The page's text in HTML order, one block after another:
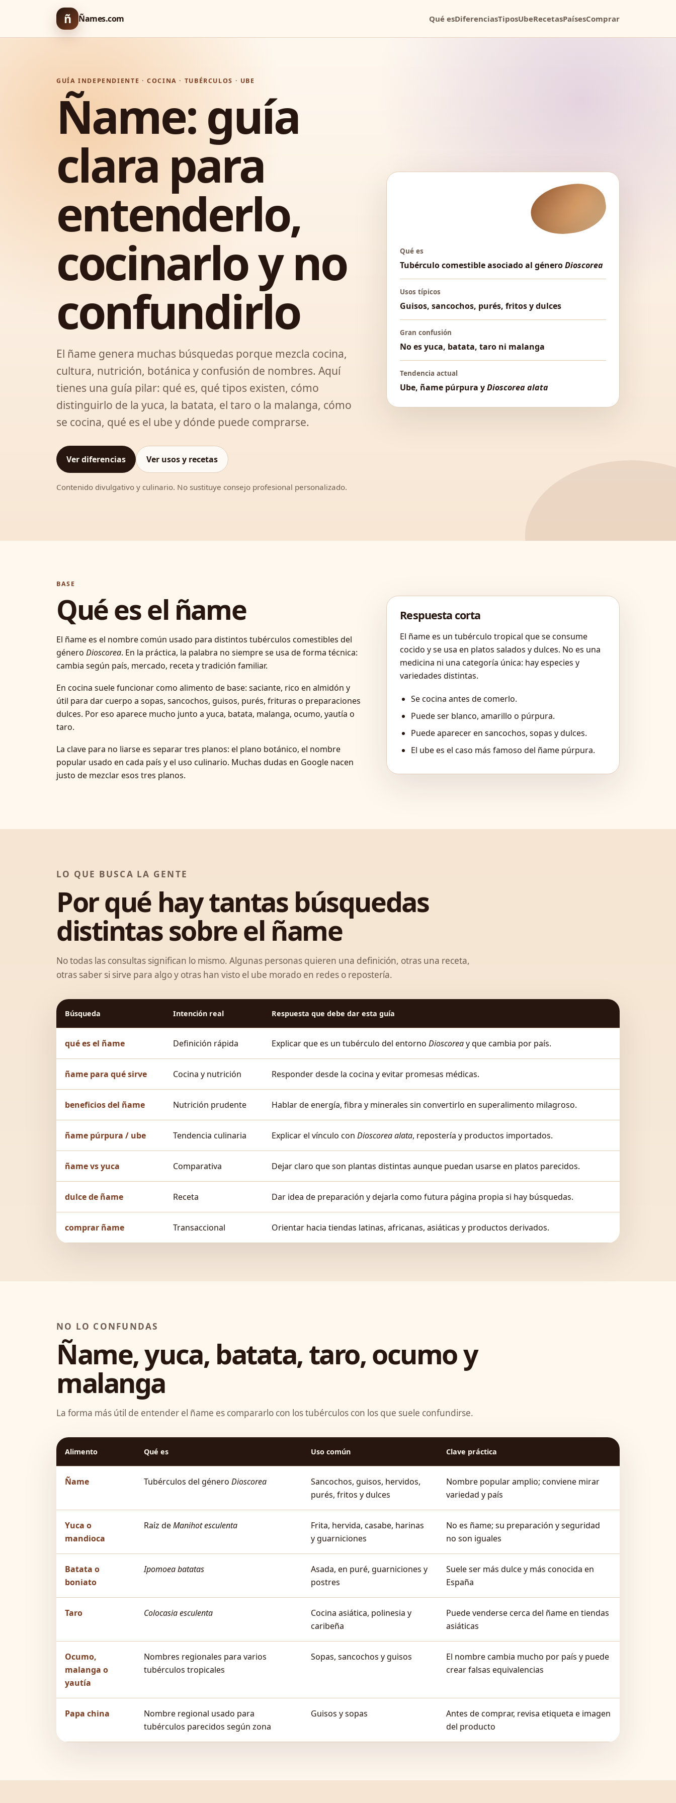
ñ Ñames.com Qué esDiferenciasTiposUbeRecetasPaísesComprar
GUÍA INDEPENDIENTE · COCINA · TUBÉRCULOS · UBE
Ñame: guía
clara para
entenderlo,
cocinarlo y no
confundirlo
El ñame genera muchas búsquedas porque mezcla cocina,
cultura, nutrición, botánica y confusión de nombres. Aquí
tienes una guía pilar: qué es, qué tipos existen, cómo
distinguirlo de la yuca, la batata, el taro o la malanga, cómo
se cocina, qué es el ube y dónde puede comprarse.
Ver diferencias Ver usos y recetas
Contenido divulgativo y culinario. No sustituye consejo profesional personalizado.
Qué es
Tubérculo comestible asociado al géneroDioscorea
Usos típicos
Guisos, sancochos, purés, fritos y dulces
Gran confusión
No es yuca, batata, taro ni malanga
Tendencia actual
Ube, ñame púrpura yDioscorea alata
BASE
Qué es el ñame
El ñame es el nombre común usado para distintos tubérculos comestibles del
género Dioscorea. En la práctica, la palabra no siempre se usa de forma técnica:
cambia según país, mercado, receta y tradición familiar.
En cocina suele funcionar como alimento de base: saciante, rico en almidón y
útil para dar cuerpo a sopas, sancochos, guisos, purés, frituras o preparaciones
dulces. Por eso aparece mucho junto a yuca, batata, malanga, ocumo, yautía o
taro.
La clave para no liarse es separar tres planos: el plano botánico, el nombre
popular usado en cada país y el uso culinario. Muchas dudas en Google nacen
justo de mezclar esos tres planos.
Respuesta corta
El ñame es un tubérculo tropical que se consume
cocido y se usa en platos salados y dulces. No es una
medicina ni una categoría única: hay especies y
variedades distintas.
Se cocina antes de comerlo.
Puede ser blanco, amarillo o púrpura.
Puede aparecer en sancochos, sopas y dulces.
El ube es el caso más famoso del ñame púrpura.
LO QUE BUSCA LA GENTE
Por qué hay tantas búsquedas
distintas sobre el ñame
No todas las consultas significan lo mismo. Algunas personas quieren una definición, otras una receta,
otras saber si sirve para algo y otras han visto el ube morado en redes o repostería.
Búsqueda Intención real Respuesta que debe dar esta guía
qué es el ñame Definición rápida Explicar que es un tubérculo del entorno Dioscoreay que cambia por país.
ñame para qué sirve Cocina y nutrición Responder desde la cocina y evitar promesas médicas.
beneficios del ñame Nutrición prudente Hablar de energía, fibra y minerales sin convertirlo en superalimento milagroso.
ñame púrpura / ube Tendencia culinaria Explicar el vínculo con Dioscorea alata, repostería y productos importados.
ñame vs yuca Comparativa Dejar claro que son plantas distintas aunque puedan usarse en platos parecidos.
dulce de ñame Receta Dar idea de preparación y dejarla como futura página propia si hay búsquedas.
comprar ñame Transaccional Orientar hacia tiendas latinas, africanas, asiáticas y productos derivados.
NO LO CONFUNDAS
Ñame, yuca, batata, taro, ocumo y
malanga
La forma más útil de entender el ñame es compararlo con los tubérculos con los que suele confundirse.
Alimento Qué es Uso común Clave práctica
Ñame Tubérculos del género Dioscorea
Sancochos, guisos, hervidos,
purés, fritos y dulces
Nombre popular amplio; conviene mirar
variedad y país
Yuca o
mandioca
Raíz deManihot esculenta
Frita, hervida, casabe, harinas
y guarniciones
No es ñame; su preparación y seguridad
no son iguales
Batata o
boniato
Ipomoea batatas
Asada, en puré, guarniciones y
postres
Suele ser más dulce y más conocida en
España
Taro Colocasia esculenta
Cocina asiática, polinesia y
caribeña
Puede venderse cerca del ñame en tiendas
asiáticas
Ocumo,
malanga o
yautía
Nombres regionales para varios
tubérculos tropicales
Sopas, sancochos y guisos
El nombre cambia mucho por país y puede
crear falsas equivalencias
Papa china
Nombre regional usado para
tubérculos parecidos según zona
Guisos y sopas
Antes de comprar, revisa etiqueta e imagen
del producto